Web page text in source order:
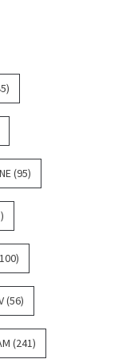
(95)
(56)
(241)